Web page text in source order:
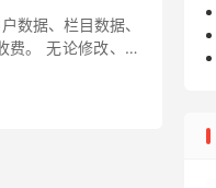
数据、栏目数据、
。 无论修改、删